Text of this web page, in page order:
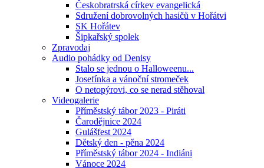
Českobratrská církev evangelická
Sdružení dobrovolných hasičů v Hořátvi
SK Hořátev
Šipkařský spolek
Zpravodaj
Audio pohádky od Denisy
Stalo se jednou o Halloweenu...
Josefínka a vánoční stromeček
O netopýrovi, co se nerad stěhoval
Videogalerie
Příměstský tábor 2023 - Piráti
Čarodějnice 2024
Gulášfest 2024
Dětský den - pěna 2024
Příměstský tábor 2024 - Indiáni
Vánoce 2024